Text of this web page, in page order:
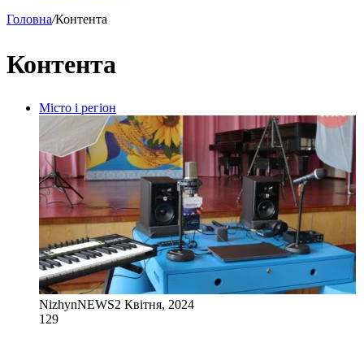
Головна/Контента
Контента
Місто і регіон
NizhynNEWS2 Квітня, 2024
129